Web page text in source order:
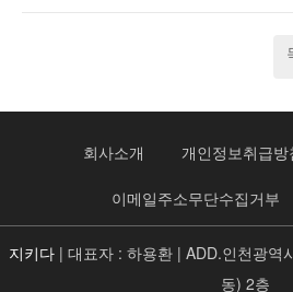
회사소개 개인정보취급방
이메일주소무단수집거부
지키다 | 대표자 : 하용환 | ADD.인천광역
동) 2층